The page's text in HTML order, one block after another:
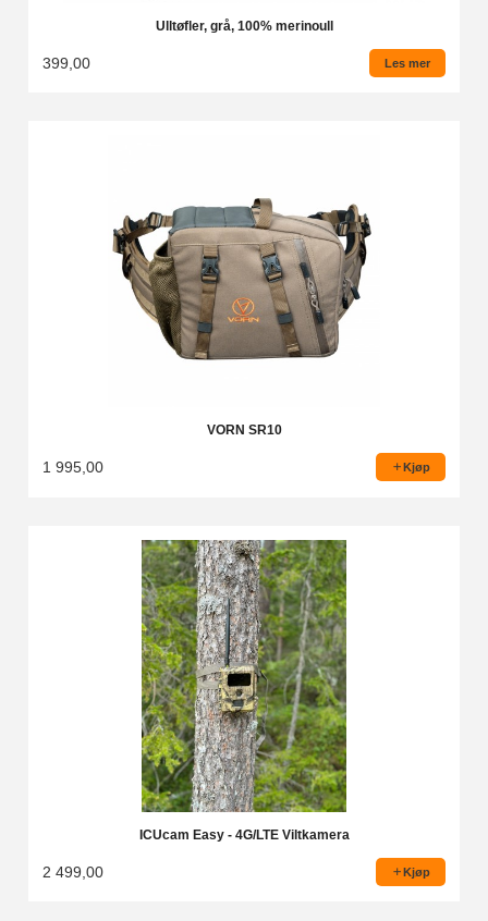
Ulltøfler, grå, 100% merinoull
399,00 Les mer
VORN SR10
1 995,00 Kjøp
ICUcam Easy - 4G/LTE Viltkamera
2 499,00 Kjøp